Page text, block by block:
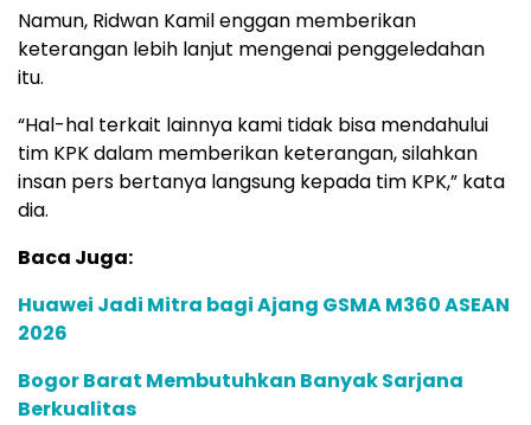
Namun, Ridwan Kamil enggan memberikan
keterangan lebih lanjut mengenai penggeledahan
itu.
“Hal-hal terkait lainnya kami tidak bisa mendahului
tim KPK dalam memberikan keterangan, silahkan
insan pers bertanya langsung kepada tim KPK,” kata
dia.
Baca Juga:
Huawei Jadi Mitra bagi Ajang GSMA M360 ASEAN
2026
Bogor Barat Membutuhkan Banyak Sarjana
Berkualitas